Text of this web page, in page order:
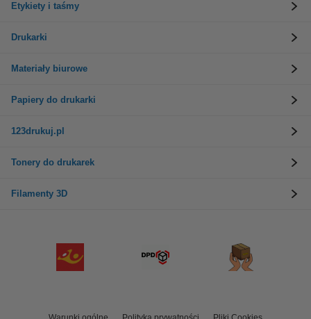
Etykiety i taśmy
Drukarki
Materiały biurowe
Papiery do drukarki
123drukuj.pl
Tonery do drukarek
Filamenty 3D